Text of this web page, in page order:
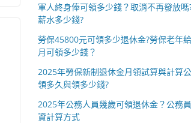
軍人終身俸可領多少錢？取消不再發放
薪水多少錢?
勞保45800元可領多少退休金?勞保老年
月可領多少錢？
2025年勞保新制退休金月領試算與計算
領多久與領多少錢?
2025年公務人員幾歲可領退休金？公務
資計算方式